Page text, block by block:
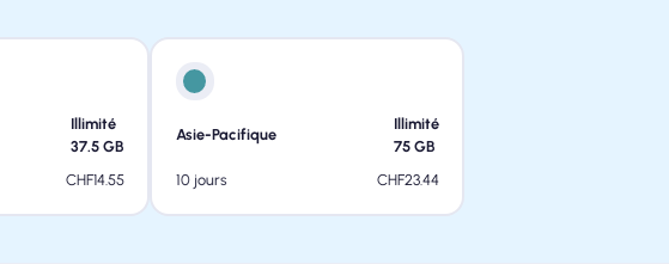
Illimité
37.5 GB
CHF14.55
Asie-Pacifique
Illimité
75 GB
10 jours
CHF23.44